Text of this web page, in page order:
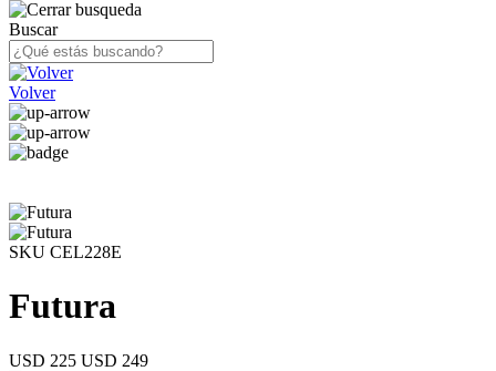
Buscar
Volver
SKU CEL228E
Futura
USD 225 USD 249